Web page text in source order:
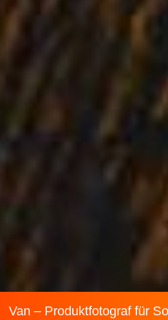
Van – Produktfotograf für